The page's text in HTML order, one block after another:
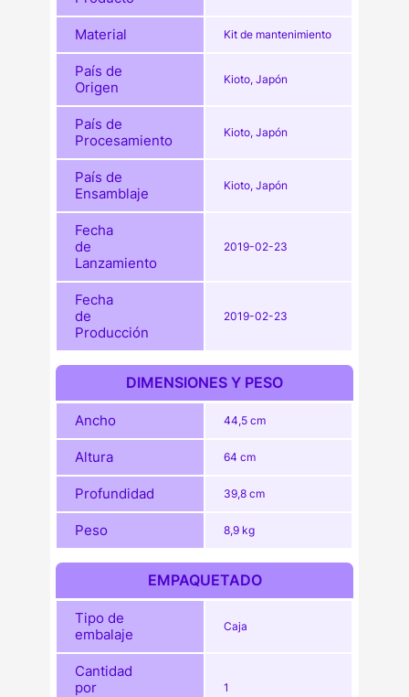
Material Kit de mantenimiento
País de
Origen
Kioto, Japón
País de
Procesamiento
Kioto, Japón
País de
Ensamblaje
Kioto, Japón
Fecha
de
Lanzamiento
2019-02-23
Fecha
de
Producción
2019-02-23
DIMENSIONES Y PESO
Ancho 44,5 cm
Altura 64 cm
Profundidad 39,8 cm
Peso 8,9 kg
EMPAQUETADO
Tipo de
embalaje
Caja
Cantidad
por
1